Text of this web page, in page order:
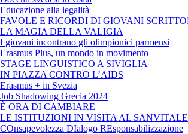
Educazione alla legalità
FAVOLE E RICORDI DI GIOVANI
LA MAGIA DELLA VALIGIA
I giovani incontrano gli olimpionici parmensi
Erasmus Plus, un mondo in movimento
STAGE LINGUISTICO A SIVIGLIA
IN PIAZZA CONTRO L’AIDS
Erasmus + in Svezia
Job Shadowing Grecia 2024
È ORA DI CAMBIARE
LE ISTITUZIONI IN VISITA AL SANVITALE
COnsapevolezza DIalogo REsponsabilizzazione